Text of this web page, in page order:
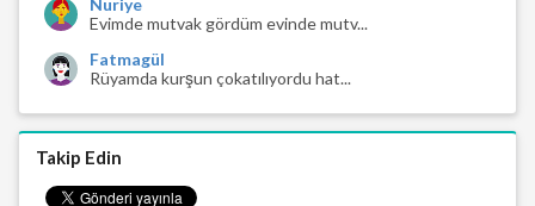
Evimde mutvak gördüm evinde mutv...
Fatmagül
Rüyamda kurşun çokatılıyordu hat...
Takip Edin